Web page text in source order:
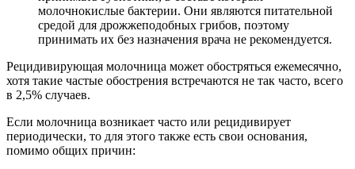
молочнокислые бактерии. Они являются питательной
средой для дрожжеподобных грибов, поэтому
принимать их без назначения врача не рекомендуется.
Рецидивирующая молочница может обостряться ежемесячно,
хотя такие частые обострения встречаются не так часто, всего
в 2,5% случаев.
Если молочница возникает часто или рецидивирует
периодически, то для этого также есть свои основания,
помимо общих причин: